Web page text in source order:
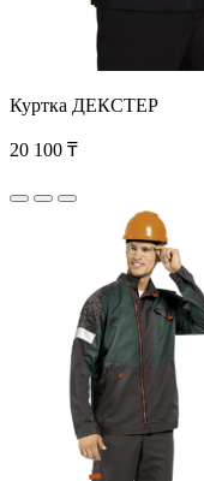
Куртка ДЕКСТЕР
20 100 ₸